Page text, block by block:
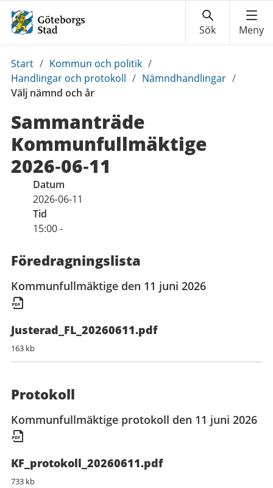
Du
är
här:
Start / Kommun och politik /
Handlingar och protokoll / Nämndhandlingar /
Välj nämnd och år
Sammanträde
Kommunfullmäktige
2026‑06‑11
Datum
2026-06-11
Tid
15:00 -
Föredragningslista
Kommunfullmäktige den 11 juni 2026
Justerad_FL_20260611.pdf
163 kb
Protokoll
Kommunfullmäktige protokoll den 11 juni 2026
KF_protokoll_20260611.pdf
733 kb